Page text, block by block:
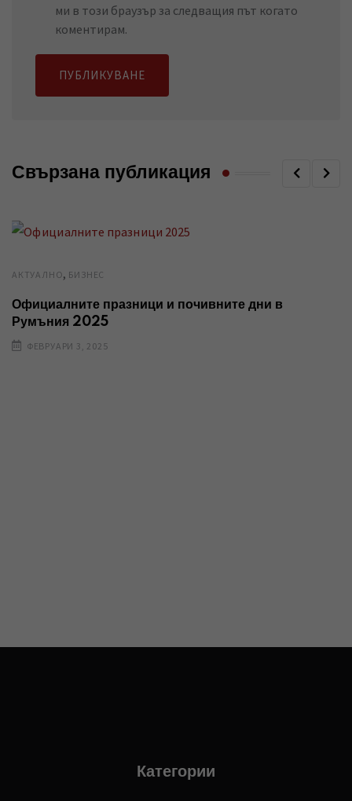
ми в този браузър за следващия път когато
коментирам.
Свързана публикация
AКТУАЛНО, БИЗНЕС
Официалните празници и почивните дни в
Румъния 2025
ФЕВРУАРИ 3, 2025
Категории